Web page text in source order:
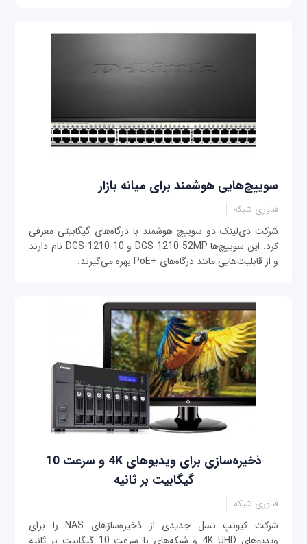
سوییچ‌هایی هوشمند برای میانه بازار
فناوری شبکه
شرکت دی‌‌لینک دو سوییچ هوشمند با درگاه‌های گیگابیتی معرفی
کرد. این سوییچ‌ها DGS-1210-52MP و DGS-1210-10 نام دارند
و از قابلیت‌هایی مانند درگاه‌های +PoE بهره می‌گیرند.
ذخیره‌سازی برای ویدیوهای 4K و سرعت 10
گیگابیت بر ثانیه
فناوری شبکه
شرکت کیونپ نسل جدیدی از ذخیره‌سازهای NAS را برای
ویدیوهای 4K UHD و شبکه‌های با سرعت 10 گیگابیت بر ثانیه